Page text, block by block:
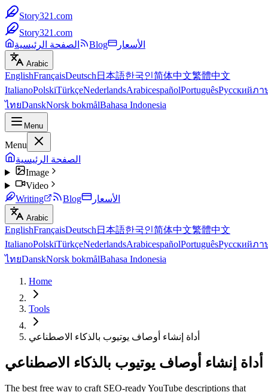
Story321.com
Story321.com
الصفحة الرئيسية
Blog الأسعار
Arabic
EnglishFrançaisDeutsch 日本語한국인简体中文繁體中文
ItalianoPolskiTürkçeNederlandsArabicespañolPortuguêsРусскийภา
ไทยDanskNorsk bokmålBahasa Indonesia
Menu
Menu
الصفحة الرئيسية
Image
Video
Writing
Blog الأسعار
Arabic
EnglishFrançaisDeutsch 日本語한국인简体中文繁體中文
ItalianoPolskiTürkçeNederlandsArabicespañolPortuguêsРусскийภา
ไทยDanskNorsk bokmålBahasa Indonesia
Home
Tools
أداة إنشاء أوصاف يوتيوب بالذكاء الاصطناعي
أداة إنشاء أوصاف يوتيوب بالذكاء الاصطناعي
The best free way to craft SEO-ready YouTube descriptions that